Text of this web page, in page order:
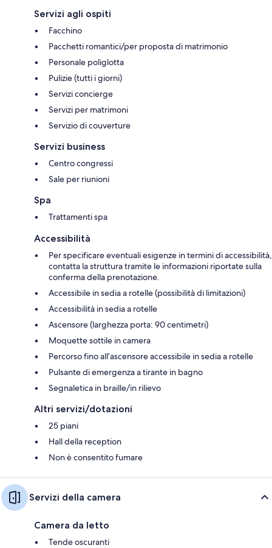
Servizi agli ospiti
Facchino
Pacchetti romantici/per proposta di matrimonio
Personale poliglotta
Pulizie (tutti i giorni)
Servizi concierge
Servizi per matrimoni
Servizio di couverture
Servizi business
Centro congressi
Sale per riunioni
Spa
Trattamenti spa
Accessibilità
Per specificare eventuali esigenze in termini di accessibilità,
contatta la struttura tramite le informazioni riportate sulla
conferma della prenotazione.
Accessibile in sedia a rotelle (possibilità di limitazioni)
Accessibilità in sedia a rotelle
Ascensore (larghezza porta: 90 centimetri)
Moquette sottile in camera
Percorso fino all’ascensore accessibile in sedia a rotelle
Pulsante di emergenza a tirante in bagno
Segnaletica in braille/in rilievo
Altri servizi/dotazioni
25 piani
Hall della reception
Non è consentito fumare
Servizi della camera
Camera da letto
Tende oscuranti